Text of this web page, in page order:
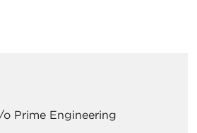
Prime Engineering